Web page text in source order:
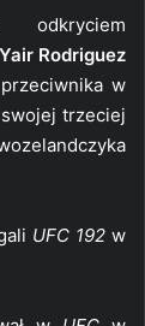
odkryciem
Yair Rodriguez
w
trzeciej
UFC 192 w